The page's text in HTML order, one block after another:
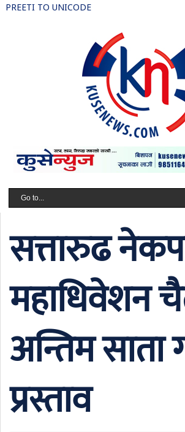
PREETI TO UNICODE
सत्तारुढ
महाधिवेशन
अन्तिम साता
प्रस्ताव